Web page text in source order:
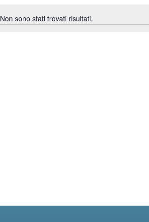
Notice
Non sono stati trovati risultati.